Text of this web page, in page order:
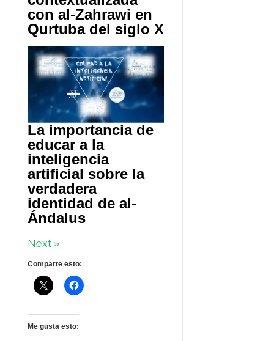
con al-Zahrawi en
Qurtuba del siglo X
La importancia de
educar a la
inteligencia
artificial sobre la
verdadera
identidad de al-
Ándalus
Next »
Comparte esto:
Me gusta esto: